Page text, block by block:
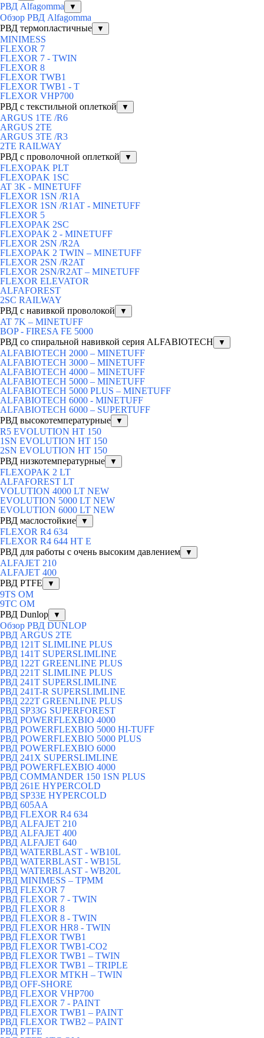
РВД Alfagomma ▼
Обзор РВД Alfagomma
РВД термопластичные
▼
MINIMESS
FLEXOR 7
FLEXOR 7 - TWIN
FLEXOR 8
FLEXOR TWB1
FLEXOR TWB1 - T
FLEXOR VHP700
РВД с текстильной оплеткой
▼
ARGUS 1TE /R6
ARGUS 2TЕ
ARGUS 3TE /R3
2TE RAILWAY
РВД с проволочной оплеткой
▼
FLEXOPAK PLT
FLEXOPAK 1SС
AT 3K - MINETUFF
FLEXOR 1SN /R1A
FLEXOR 1SN /R1AT - MINETUFF
FLEXOR 5
FLEXOPAK 2SС
FLEXOPAK 2 - MINETUFF
FLEXOR 2SN /R2A
FLEXOPAK 2 TWIN – MINETUFF
FLEXOR 2SN /R2AT
FLEXOR 2SN/R2AT – MINETUFF
FLEXOR ELEVATOR
ALFAFOREST
2SC RAILWAY
РВД с навивкой проволокой
▼
AT 7K – MINETUFF
BOP - FIRESA FE 5000
РВД со спиральной навивкой серия ALFABIOTECH
▼
ALFABIOTECH 2000 – MINETUFF
ALFABIOTECH 3000 – MINETUFF
ALFABIOTECH 4000 – MINETUFF
ALFABIOTECH 5000 – MINETUFF
ALFABIOTECH 5000 PLUS – MINETUFF
ALFABIOTECH 6000 - MINETUFF
ALFABIOTECH 6000 – SUPERTUFF
РВД высокотемпературные
▼
R5 EVOLUTION HT 150
1SN EVOLUTION HT 150
2SN EVOLUTION HT 150
РВД низкотемпературные
▼
FLEXOPAK 2 LT
ALFAFOREST LT
VOLUTION 4000 LT NEW
EVOLUTION 5000 LT NEW
EVOLUTION 6000 LT NEW
РВД маслостойкие
▼
FLEXOR R4 634
FLEXOR R4 644 HT E
РВД для работы с очень высоким давлением
▼
ALFAJET 210
ALFAJET 400
РВД PTFE
▼
9TS OM
9TC OM
РВД Dunlop
▼
Обзор РВД DUNLOP
РВД ARGUS 2TE
РВД 121T SLIMLINE PLUS
РВД 141T SUPERSLIMLINE
РВД 122T GREENLINE PLUS
РВД 221T SLIMLINE PLUS
РВД 241T SUPERSLIMLINE
РВД 241T-R SUPERSLIMLINE
РВД 222T GREENLINE PLUS
РВД SP33G SUPERFOREST
РВД POWERFLEXBIO 4000
РВД POWERFLEXBIO 5000 HI-TUFF
РВД POWERFLEXBIO 5000 PLUS
РВД POWERFLEXBIO 6000
РВД 241X SUPERSLIMLINE
РВД POWERFLEXBIO 4000
РВД СOMMANDER 150 1SN PLUS
РВД 261E HYPERCOLD
РВД SP33E HYPERCOLD
РВД 605AA
РВД FLEXOR R4 634
РВД ALFAJET 210
РВД ALFAJET 400
РВД ALFAJET 640
РВД WATERBLAST - WB10L
РВД WATERBLAST - WB15L
РВД WATERBLAST - WB20L
РВД MINIMESS – TPMM
РВД FLEXOR 7
РВД FLEXOR 7 - TWIN
РВД FLEXOR 8
РВД FLEXOR 8 - TWIN
РВД FLEXOR HR8 - TWIN
РВД FLEXOR TWB1
РВД FLEXOR TWB1-CO2
РВД FLEXOR TWB1 – TWIN
РВД FLEXOR TWB1 – TRIPLE
РВД FLEXOR MTKH – TWIN
РВД OFF-SHORE
РВД FLEXOR VHP700
РВД FLEXOR 7 - PAINT
РВД FLEXOR TWB1 – PAINT
РВД FLEXOR TWB2 – PAINT
РВД PTFE